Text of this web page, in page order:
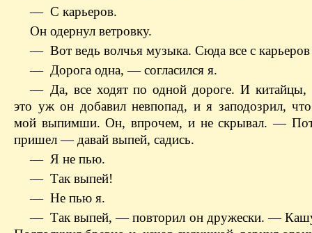
— С карьеров.
Он одернул ветровку.
— Вот ведь волчья музыка. Сюда все с карьеров
— Дорога одна, — согласился я.
— Да, все ходят по одной дороге. И
это уж он добавил невпопад, и я заподозрил, что
мой выпимши. Он, впрочем, и не скрывал. —
пришел — давай выпей, садись.
— Я не пью.
— Так выпей!
— Не пью я.
— Так выпей, — повторил он дружески. —